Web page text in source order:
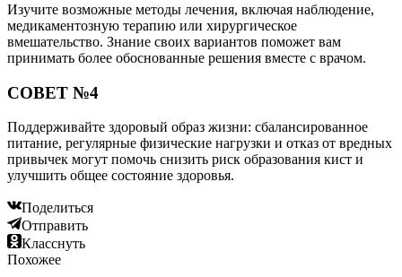
Изучите возможные методы лечения, включая наблюдение,
медикаментозную терапию или хирургическое
вмешательство. Знание своих вариантов поможет вам
принимать более обоснованные решения вместе с врачом.
СОВЕТ №4
Поддерживайте здоровый образ жизни: сбалансированное
питание, регулярные физические нагрузки и отказ от вредных
привычек могут помочь снизить риск образования кист и
улучшить общее состояние здоровья.
Поделиться
Отправить
Класснуть
Похожее